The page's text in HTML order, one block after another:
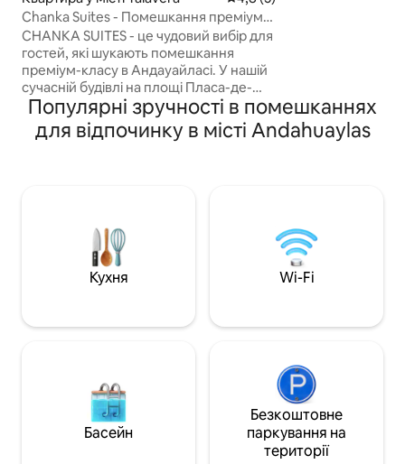
Chanka Suites - Помешкання преміум-
класу: люкс з джакузі
CHANKA SUITES - це чудовий вибір для
гостей, які шукають помешкання
преміум-класу в Андауайласі. У нашій
сучасній будівлі на площі Пласа-де-
Армас-де-Тлавера ви будете
насолоджуватися перебуванням у
обладнаних і комфортабельних
якісному обладнанню та уважному
обслуговуванню. Якщо ви
подорожуєте з сімейних або ділових
причин, розраховуйте, що ми зробимо
знижки.
Популярні зручності в помешканнях
для відпочинку в місті Andahuaylas
Кухня Wi-Fi
Басейн
Безкоштовне
паркування на
території